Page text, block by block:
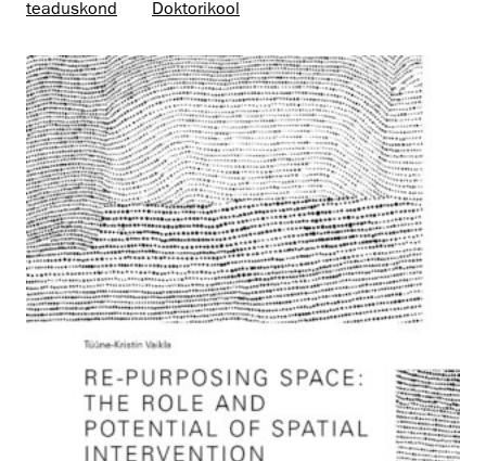
teaduskond
Doktorikool